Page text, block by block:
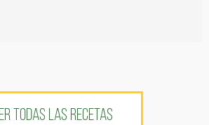
TODAS LAS RECETAS